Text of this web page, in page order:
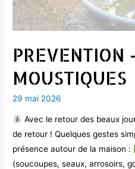
PREVENTION
MOUSTIQUES
29 mai 2026
Avec le retour des beaux
de retour ! Quelques gestes
présence autour de la maison :
(soucoupes, seaux, arrosoirs,